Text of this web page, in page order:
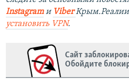
Instagram и Viber
установить VPN.
Сайт
Обойдите